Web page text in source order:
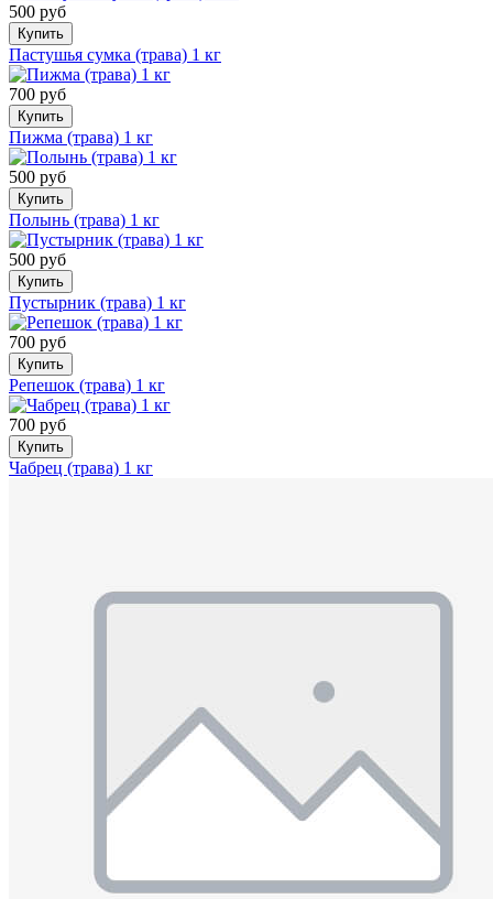
500 руб
Купить
Пастушья сумка (трава) 1 кг
700 руб
Купить
Пижма (трава) 1 кг
500 руб
Купить
Полынь (трава) 1 кг
500 руб
Купить
Пустырник (трава) 1 кг
700 руб
Купить
Репешок (трава) 1 кг
700 руб
Купить
Чабрец (трава) 1 кг